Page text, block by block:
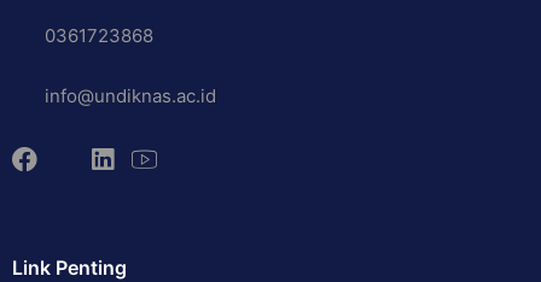
0361723868
info@undiknas.ac.id
Link Penting